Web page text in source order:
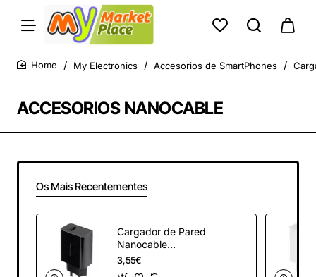
ACCESORIOS NANOCABLE
My Electronics Accesorios de SmartPhones
Os Mais Recentementes
Cargador de Pared
Nanocable
10.10.2004/ 1xUSB/
2.1A/ Negro
3,55€